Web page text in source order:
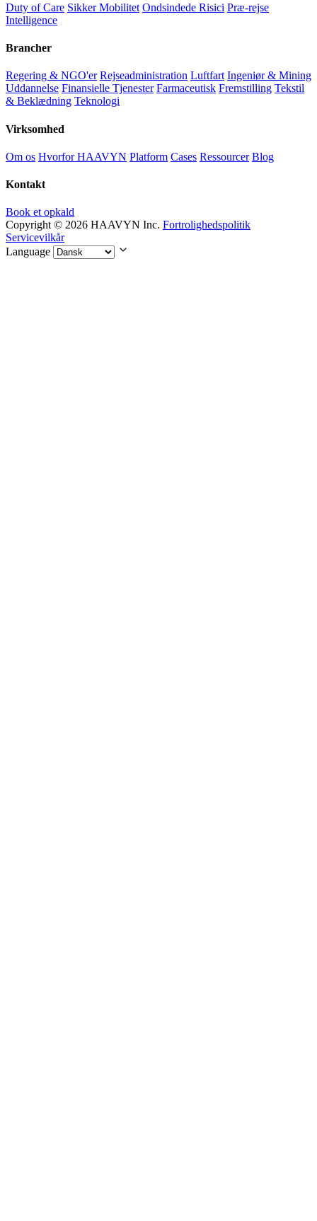
Duty of Care Sikker Mobilitet Ondsindede Risici Præ-rejse
Intelligence
Brancher
Regering & NGO'er Rejseadministration Luftfart Ingeniør & Mining
Uddannelse Finansielle Tjenester Farmaceutisk Fremstilling Tekstil
& Beklædning Teknologi
Virksomhed
Om os Hvorfor HAAVYN Platform Cases Ressourcer Blog
Kontakt
Book et opkald
Copyright © 2026 HAAVYN Inc. Fortrolighedspolitik
Servicevilkår
Language